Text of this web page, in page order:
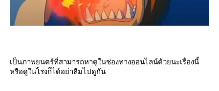
เป็นภาพยนตร์ที่สามารถหาดูในช่องทางออนไลน์ด้วยนะเรื่องนี้
หรือดูในโรงก็ได้อย่าลืมไปดูกัน